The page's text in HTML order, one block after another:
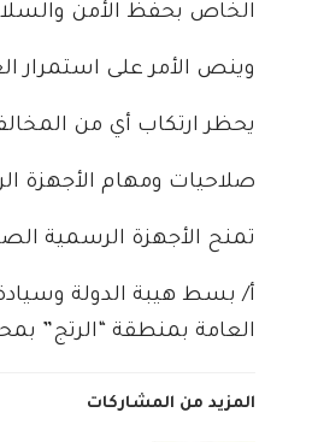
الخاص بحفظ الأمن
​وينص الأمر على استمرار
يحظر ارتكاب أي من
صلاحيات ومهام الأجهزة
تمنح الأجهزة الرسمية
​أ/ بسط هيبة الدولة وسيادة
العامة بمنطقة “الرتج”
المزيد من المشاركات